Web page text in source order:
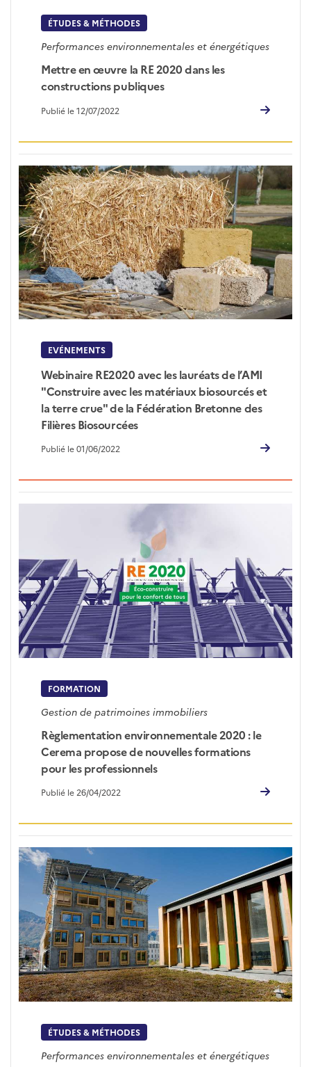
ÉTUDES & MÉTHODES
Performances environnementales et énergétiques
Mettre en œuvre la RE 2020 dans les
constructions publiques
Publié le 12/07/2022
EVÉNEMENTS
Webinaire RE2020 avec les lauréats de l’AMI
"Construire avec les matériaux biosourcés et
la terre crue" de la Fédération Bretonne des
Filières Biosourcées
Publié le 01/06/2022
FORMATION
Gestion de patrimoines immobiliers
Règlementation environnementale 2020 : le
Cerema propose de nouvelles formations
pour les professionnels
Publié le 26/04/2022
ÉTUDES & MÉTHODES
Performances environnementales et énergétiques